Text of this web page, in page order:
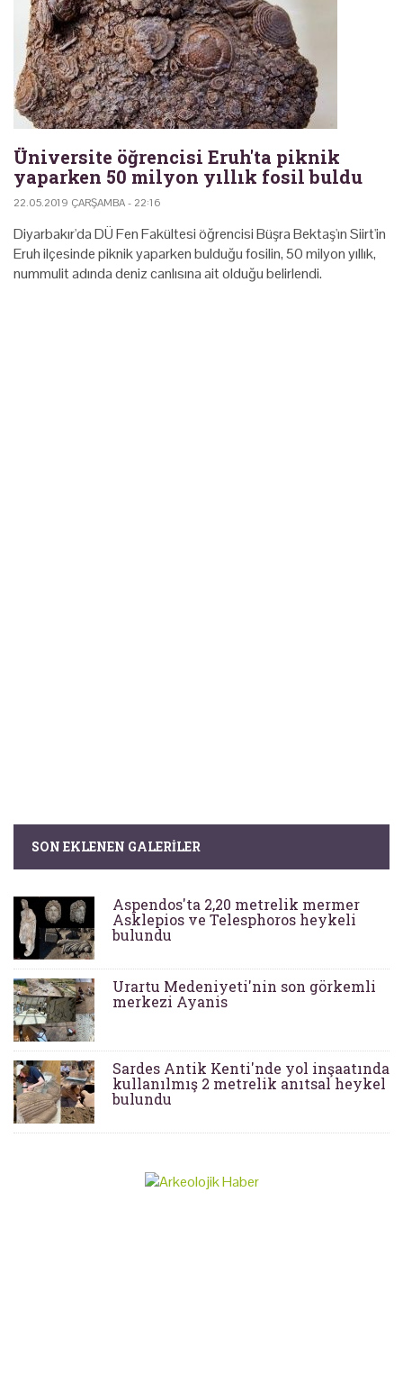
Üniversite öğrencisi Eruh'ta piknik
yaparken 50 milyon yıllık fosil buldu
22.05.2019 ÇARŞAMBA - 22:16
Diyarbakır'da DÜ Fen Fakültesi öğrencisi Büşra Bektaş'ın Siirt'in
Eruh ilçesinde piknik yaparken bulduğu fosilin, 50 milyon yıllık,
nummulit adında deniz canlısına ait olduğu belirlendi.
SON EKLENEN GALERILER
Aspendos'ta 2,20 metrelik mermer
Asklepios ve Telesphoros heykeli
bulundu
Urartu Medeniyeti'nin son görkemli
merkezi Ayanis
Sardes Antik Kenti'nde yol inşaatında
kullanılmış 2 metrelik anıtsal heykel
bulundu